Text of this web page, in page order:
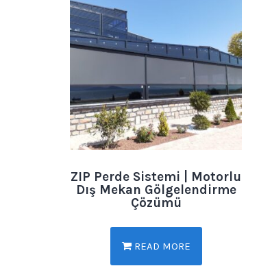
ZIP Perde Sistemi | Motorlu
Dış Mekan Gölgelendirme
Çözümü
READ MORE